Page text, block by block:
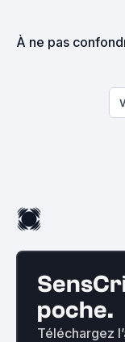
À ne pas
poche.
Téléchargez